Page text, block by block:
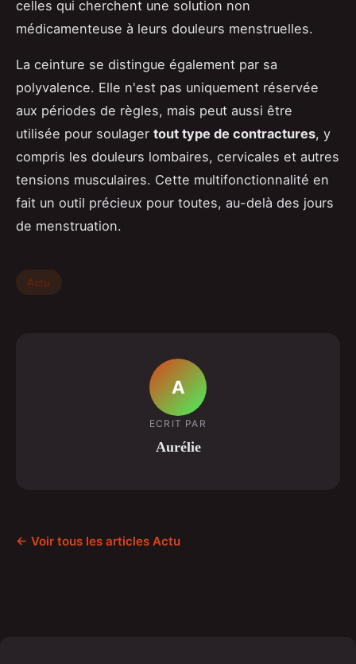
celles qui cherchent une solution non
médicamenteuse à leurs douleurs menstruelles.
La ceinture se distingue également par sa
polyvalence. Elle n'est pas uniquement réservée
aux périodes de règles, mais peut aussi être
utilisée pour soulager tout type de contractures, y
compris les douleurs lombaires, cervicales et autres
tensions musculaires. Cette multifonctionnalité en
fait un outil précieux pour toutes, au-delà des jours
de menstruation.
Actu
A
ECRIT PAR
Aurélie
← Voir tous les articles Actu